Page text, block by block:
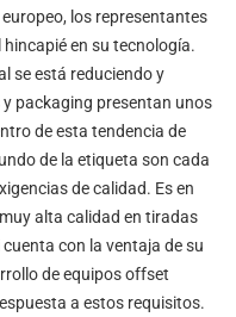
los representantes
en su tecnología.
se está reduciendo y
packaging presentan unos
de esta tendencia de
de la etiqueta son cada
de calidad. Es en
alta calidad en tiradas
con la ventaja de su
de equipos offset
a estos requisitos.